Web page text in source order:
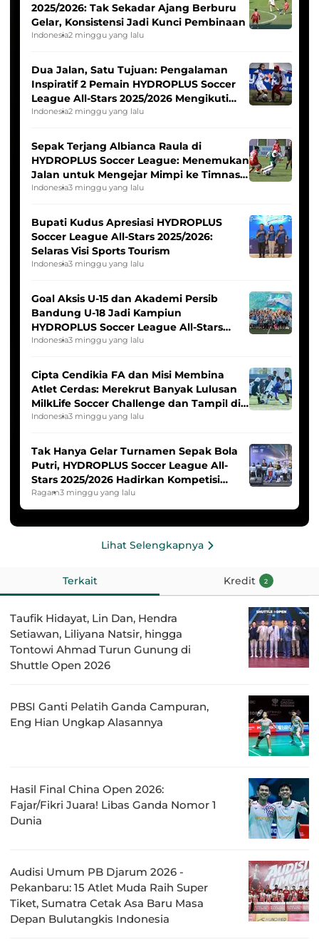
2025/2026: Tak Sekadar Ajang Berburu
Gelar, Konsistensi Jadi Kunci Pembinaan
Indonesia2 minggu yang lalu
Dua Jalan, Satu Tujuan: Pengalaman
Inspiratif 2 Pemain HYDROPLUS Soccer
League All-Stars 2025/2026 Mengikuti
Seleksi Timnas Indonesia Putri
Indonesia2 minggu yang lalu
Sepak Terjang Albianca Raula di
HYDROPLUS Soccer League: Menemukan
Jalan untuk Mengejar Mimpi ke Timnas
Indonesia Putri
Indonesia3 minggu yang lalu
Bupati Kudus Apresiasi HYDROPLUS
Soccer League All-Stars 2025/2026:
Selaras Visi Sports Tourism
Indonesia3 minggu yang lalu
Goal Aksis U-15 dan Akademi Persib
Bandung U-18 Jadi Kampiun
HYDROPLUS Soccer League All-Stars
2025/2026
Indonesia3 minggu yang lalu
Cipta Cendikia FA dan Misi Membina
Atlet Cerdas: Merekrut Banyak Lulusan
MilkLife Soccer Challenge dan Tampil di
HYDROPLUS Soccer League
Indonesia3 minggu yang lalu
Tak Hanya Gelar Turnamen Sepak Bola
Putri, HYDROPLUS Soccer League All-
Stars 2025/2026 Hadirkan Kompetisi
Band dan Dance
Ragam3 minggu yang lalu
Lihat Selengkapnya
Terkait Kredit 2
Taufik Hidayat, Lin Dan, Hendra
Setiawan, Liliyana Natsir, hingga
Tontowi Ahmad Turun Gunung di
Shuttle Open 2026
PBSI Ganti Pelatih Ganda Campuran,
Eng Hian Ungkap Alasannya
Hasil Final China Open 2026:
Fajar/Fikri Juara! Libas Ganda Nomor 1
Dunia
Audisi Umum PB Djarum 2026 -
Pekanbaru: 15 Atlet Muda Raih Super
Tiket, Sumatra Cetak Asa Baru Masa
Depan Bulutangkis Indonesia